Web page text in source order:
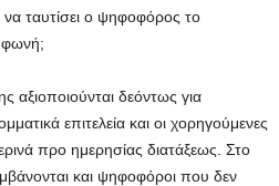
να ταυτίσει ο ψηφοφόρος το
φωνή;
αξιοποιούνται δεόντως για
επιτελεία και οι χορηγούμενες
προ ημερησίας διατάξεως. Στο
και ψηφοφόροι που δεν